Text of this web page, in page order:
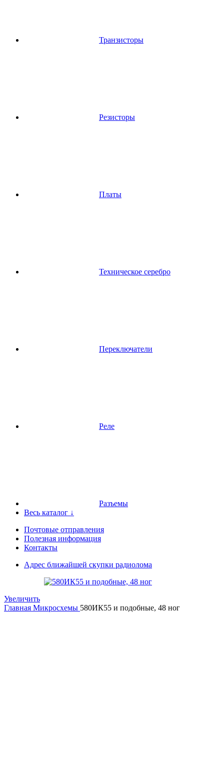
Транзисторы
Резисторы
Платы
Техническое серебро
Переключатели
Реле
Разъемы
Весь каталог ↓
Почтовые отправления
Полезная информация
Контакты
Адрес ближайшей скупки радиолома
Увеличить
Главная Микросхемы 580ИК55 и подобные, 48 ног